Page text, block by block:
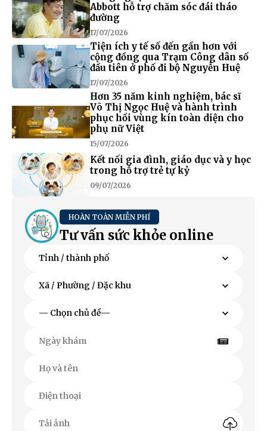
Abbott hỗ trợ chăm sóc đái tháo
đường
17/07/2026
Tiện ích y tế số đến gần hơn với
cộng đồng qua Trạm Công dân số
đầu tiên ở phố đi bộ Nguyễn Huệ
17/07/2026
Hơn 35 năm kinh nghiệm, bác sĩ
Võ Thị Ngọc Huệ và hành trình
phục hồi vùng kín toàn diện cho
phụ nữ Việt
15/07/2026
Kết nối gia đình, giáo dục và y học
trong hỗ trợ trẻ tự kỷ
09/07/2026
HOÀN TOÀN MIỄN PHÍ
Tư vấn sức khỏe online